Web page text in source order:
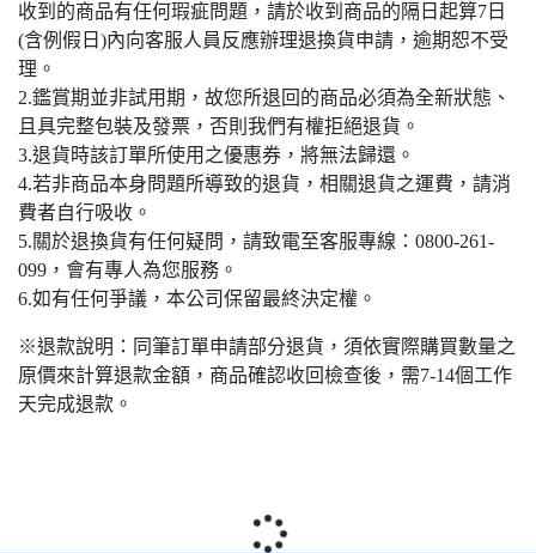
收到的商品有任何瑕疵問題，請於收到商品的隔日起算7日
(含例假日)內向客服人員反應辦理退換貨申請，逾期恕不受
理。
2.鑑賞期並非試用期，故您所退回的商品必須為全新狀態、
且具完整包裝及發票，否則我們有權拒絕退貨。
3.退貨時該訂單所使用之優惠券，將無法歸還。
4.若非商品本身問題所導致的退貨，相關退貨之運費，請消
費者自行吸收。
5.關於退換貨有任何疑問，請致電至客服專線：0800-261-
099，會有專人為您服務。
6.如有任何爭議，本公司保留最終決定權。
※退款說明：同筆訂單申請部分退貨，須依實際購買數量之
原價來計算退款金額，商品確認收回檢查後，需7-14個工作
天完成退款。